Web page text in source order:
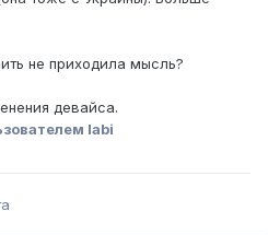
не приходила мысль?
девайса.
labi